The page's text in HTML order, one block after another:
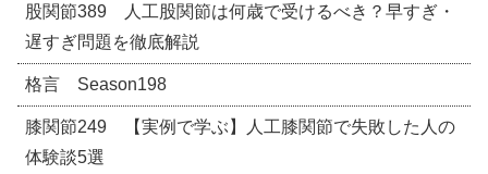
股関節389 人工股関節は何歳で受けるべき？早すぎ・
遅すぎ問題を徹底解説
格言 Season198
膝関節249 【実例で学ぶ】人工膝関節で失敗した人の
体験談5選